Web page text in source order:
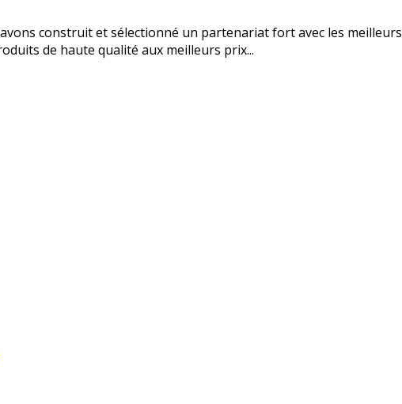
construit et sélectionné un partenariat fort avec les meilleurs
de haute qualité aux meilleurs prix...